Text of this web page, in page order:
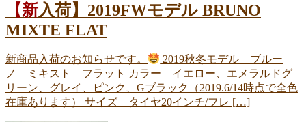
【新入荷】2019FWモデル BRUNO
MIXTE FLAT
新商品入荷のお知らせです。
2019秋冬モデル ブルー
ノ ミキスト フラット カラー イエロー、エメラルドグ
リーン、グレイ、ピンク、Gブラック（2019.6/14時点で全色
在庫あります） サイズ タイヤ20インチ/フレ […]